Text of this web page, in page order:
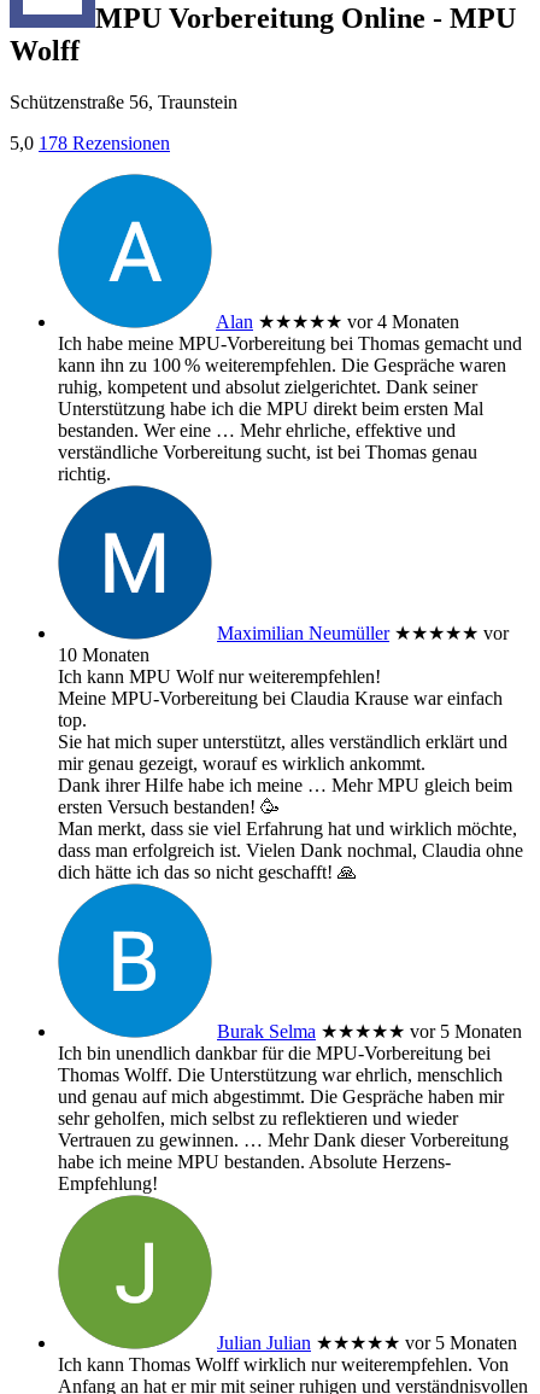
MPU Vorbereitung Online - MPU
Wolff
Schützenstraße 56, Traunstein
5,0 178 Rezensionen
Alan ★★★★★ vor 4 Monaten
Ich habe meine MPU‑Vorbereitung bei Thomas gemacht und
kann ihn zu 100 % weiterempfehlen. Die Gespräche waren
ruhig, kompetent und absolut zielgerichtet. Dank seiner
Unterstützung habe ich die MPU direkt beim ersten Mal
bestanden. Wer eine … Mehrehrliche, effektive und
verständliche Vorbereitung sucht, ist bei Thomas genau
richtig.
Maximilian Neumüller ★★★★★ vor
10 Monaten
Ich kann MPU Wolf nur weiterempfehlen!
Meine MPU-Vorbereitung bei Claudia Krause war einfach
top.
Sie hat mich super unterstützt, alles verständlich erklärt und
mir genau gezeigt, worauf es wirklich ankommt.
Dank ihrer Hilfe habe ich meine … MehrMPU gleich beim
ersten Versuch bestanden! 🥳
Man merkt, dass sie viel Erfahrung hat und wirklich möchte,
dass man erfolgreich ist. Vielen Dank nochmal, Claudia ohne
dich hätte ich das so nicht geschafft! 🙏
Burak Selma ★★★★★ vor 5 Monaten
Ich bin unendlich dankbar für die MPU-Vorbereitung bei
Thomas Wolff. Die Unterstützung war ehrlich, menschlich
und genau auf mich abgestimmt. Die Gespräche haben mir
sehr geholfen, mich selbst zu reflektieren und wieder
Vertrauen zu gewinnen. … MehrDank dieser Vorbereitung
habe ich meine MPU bestanden. Absolute Herzens-
Empfehlung!
Julian Julian ★★★★★ vor 5 Monaten
Ich kann Thomas Wolff wirklich nur weiterempfehlen. Von
Anfang an hat er mir mit seiner ruhigen und verständnisvollen